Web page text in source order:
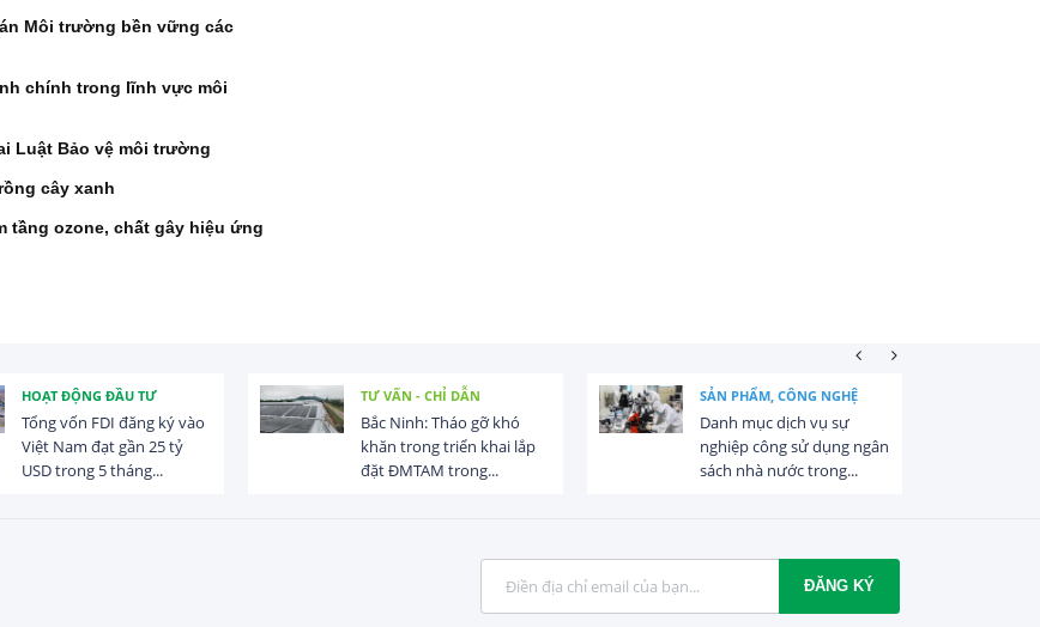
Môi trường bền vững các
chính trong lĩnh vực môi
Luật Bảo vệ môi trường
cây xanh
tầng ozone, chất gây hiệu ứng
HOẠT ĐỘNG ĐẦU TƯ
Tổng vốn FDI đăng ký vào
Việt Nam đạt gần 25 tỷ
USD trong 5 tháng...
TƯ VẤN - CHỈ DẪN
Bắc Ninh: Tháo gỡ khó
khăn trong triển khai lắp
đặt ĐMTAM trong...
SẢN PHẨM, CÔNG NGHỆ
Danh mục dịch vụ sự
nghiệp công sử dụng ngân
sách nhà nước trong...
ĐĂNG KÝ